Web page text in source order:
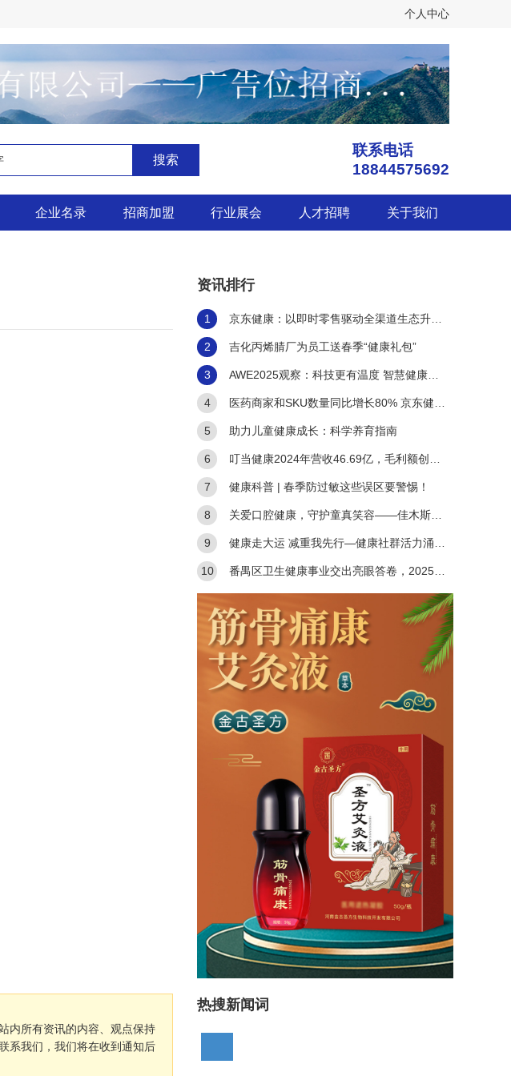
个人中心
搜索
联系电话
18844575692
企业名录 招商加盟 行业展会 人才招聘 关于我们
内所有资讯的内容、观点保持
系我们，我们将在收到通知后
资讯排行
1 京东健康：以即时零售驱动全渠道生态升
级，构建医药健康服务新范式
2 吉化丙烯腈厂为员工送春季“健康礼包”
3 AWE2025观察：科技更有温度 智慧健康的
生活图景正展开
4 医药商家和SKU数量同比增长80% 京东健康
持续巩固医药电商领先地位
5 助力儿童健康成长：科学养育指南
6 叮当健康2024年营收46.69亿，毛利额创新
高达15.38亿
7 健康科普 | 春季防过敏这些误区要警惕！
8 关爱口腔健康，守护童真笑容——佳木斯市
口腔病防治院“世界口腔健康日”公益活动暨“中国牙
城”惠民举措
9 健康走大运 减重我先行—健康社群活力涌动
千年大运河
10 番禺区卫生健康事业交出亮眼答卷，2025年
热搜新闻词